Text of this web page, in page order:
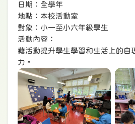
日期：全學年
地點：本校活動室
對象：小一至小六年級學生
活動內容：
藉活動提升學生學習和生活上的自
力。